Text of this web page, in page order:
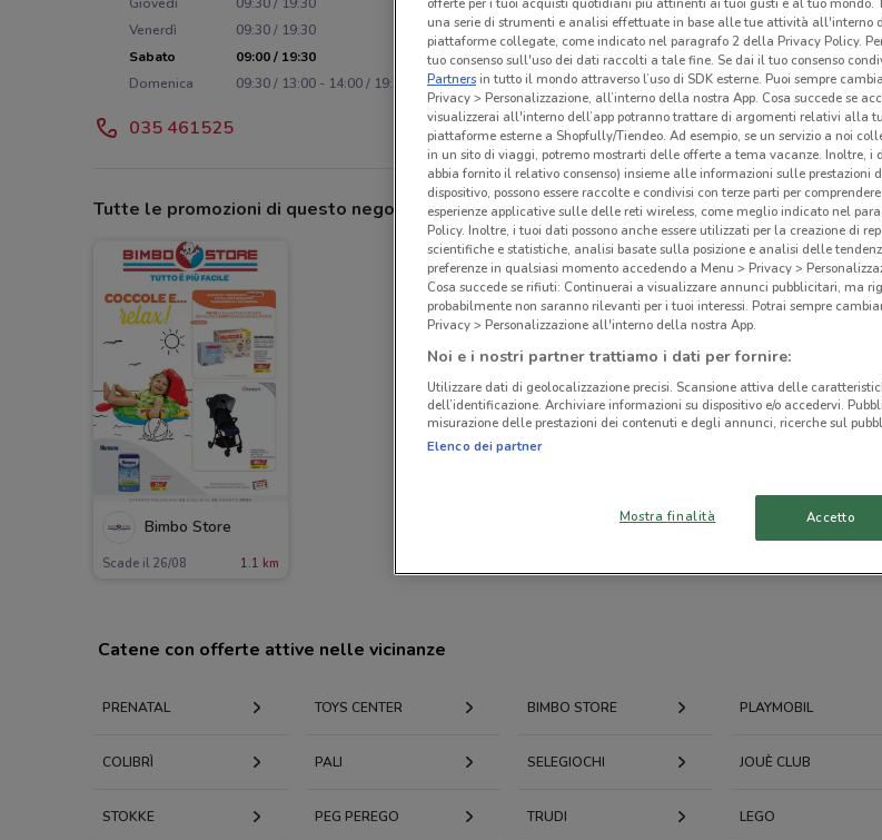
Venerdì
09:30 / 19:30
Sabato
09:00 / 19:30
Domenica
09:30 / 13:00 - 14:00 / 19:30
035 461525
Tutte le promozioni di questo negozio
Bimbo Store
Scade il 26/08 1.1 km
Catene con offerte attive nelle vicinanze
PRENATAL TOYS CENTER BIMBO STORE PLAYMOBIL
COLIBRÌ PALI SELEGIOCHI JOUÈ CLUB
STOKKE PEG PEREGO TRUDI LEGO
una serie di strumenti e analisi effettuate in base alle tue attività all'interno
piattaforme collegate, come indicato nel paragrafo 2 della Privacy Policy.
tuo consenso sull'uso dei dati raccolti a tale fine. Se dai il tuo consenso
Partnersin tutto il mondo attraverso l’uso di SDK esterne. Puoi sempre
Privacy > Personalizzazione, all’interno della nostra App. Cosa succede se
visualizzerai all'interno dell’app potranno trattare di argomenti relativi alla
piattaforme esterne a Shopfully/Tiendeo. Ad esempio, se un servizio a noi
in un sito di viaggi, potremo mostrarti delle offerte a tema vacanze. Inoltre, i
abbia fornito il relativo consenso) insieme alle informazioni sulle
dispositivo, possono essere raccolte e condivisi con terze parti per
esperienze applicative sulle delle reti wireless, come meglio indicato nel
Policy. Inoltre, i tuoi dati possono anche essere utilizzati per la creazione di
scientifiche e statistiche, analisi basate sulla posizione e analisi delle
preferenze in qualsiasi momento accedendo a Menu > Privacy >
Cosa succede se rifiuti: Continuerai a visualizzare annunci pubblicitari, ma
probabilmente non saranno rilevanti per i tuoi interessi. Potrai sempre
Privacy > Personalizzazione all'interno della nostra App.
Noi e i nostri partner trattiamo i dati per fornire:
Utilizzare dati di geolocalizzazione precisi. Scansione attiva delle
dell’identificazione. Archiviare informazioni su dispositivo e/o accedervi.
misurazione delle prestazioni dei contenuti e degli annunci, ricerche sul
Elenco dei partner
Mostra finalità Accetto